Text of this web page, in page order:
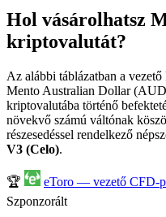
Hol vásárolhatsz
kriptovalutát?
Az alábbi táblázatban a
Mento Australian Dollar
kriptovalutába történő
növekvő számú váltónak
részesedéssel rendelkező
V3 (Celo).
🏆
eToro — vezető CFD-
Szponzorált